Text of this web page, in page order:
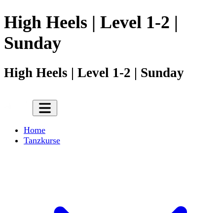
High Heels | Level 1-2 |
Sunday
High Heels | Level 1-2 | Sunday
Home
Tanzkurse